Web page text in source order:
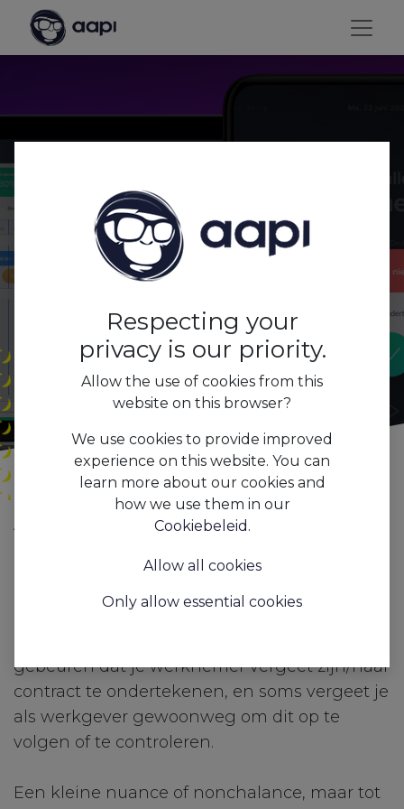
Niet inklokken zonder
ondertekend contract
Alle
Niet inklokken zonder ondertekend contract
getekend?"
gebeuren dat je werknemer vergeet zijn/haar
contract te ondertekenen, en soms vergeet je
als werkgever gewoonweg om dit op te
volgen of te controleren.
Een kleine nuance of nonchalance, maar tot
Respecting your
privacy is our priority.
Allow the use of cookies from this
website on this browser?
We use cookies to provide improved
experience on this website. You can
learn more about our cookies and
how we use them in our
Cookiebeleid .
Allow all cookies
Only allow essential cookies